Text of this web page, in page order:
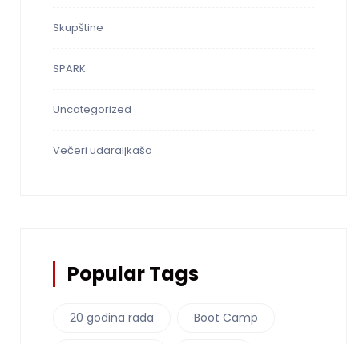
Skupštine
SPARK
Uncategorized
Večeri udaraljkaša
Popular Tags
20 godina rada Boot Camp